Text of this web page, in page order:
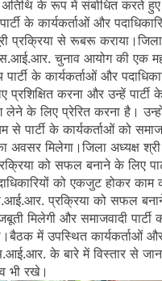
के रूप में संबोधित करते हुए
के कार्यकर्ताओं और
प्रक्रिया से रूबरू कराया।जिला
चुनाव आयोग की एक
के कार्यकर्ताओं और
करना और उन्हें पार्टी के
के लिए प्रेरित करना है।
पार्टी के कार्यकर्ताओं को
अवसर मिलेगा।जिला अध्यक्ष
को सफल बनाने के लिए
को एकजुट होकर काम
प्रक्रिया को सफल बनाने
मिलेगी और समाजवादी पार्टी
में उपस्थित कार्यकर्ताओं
के बारे में विस्तार से
भी रखे।